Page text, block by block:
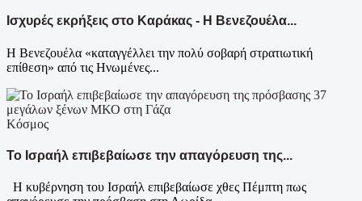
Ισχυρές εκρήξεις στο Καράκας - Η Βενεζουέλα...
Η Βενεζουέλα «καταγγέλλει την πολύ σοβαρή στρατιωτική
επίθεση» από τις Ηνωμένες...
Κόσμος
Το Ισραήλ επιβεβαίωσε την απαγόρευση της...
Η κυβέρνηση του Ισραήλ επιβεβαίωσε χθες Πέμπτη πως